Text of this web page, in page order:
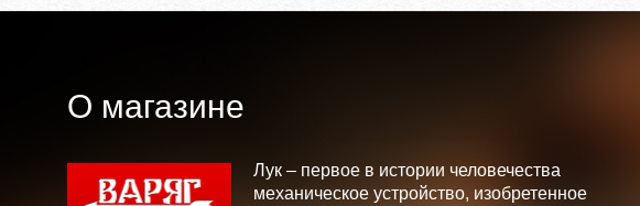
О магазине
Лук – первое в истории человечества
механическое устройство, изобретенное